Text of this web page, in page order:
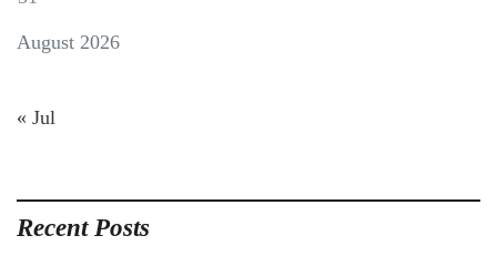
August 2026
« Jul
Recent Posts